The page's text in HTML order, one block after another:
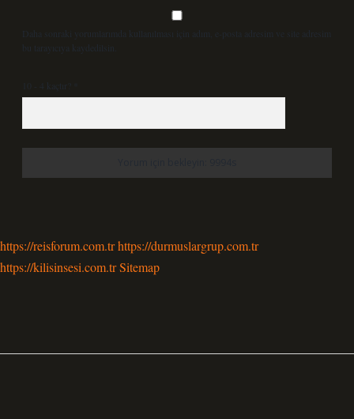
Daha sonraki yorumlarımda kullanılması için adım, e-posta adresim ve site adresim
bu tarayıcıya kaydedilsin.
10 - 4 kaçtır?
https://reisforum.com.trhttps://durmuslargrup.com.tr
https://kilisinsesi.com.trSitemap